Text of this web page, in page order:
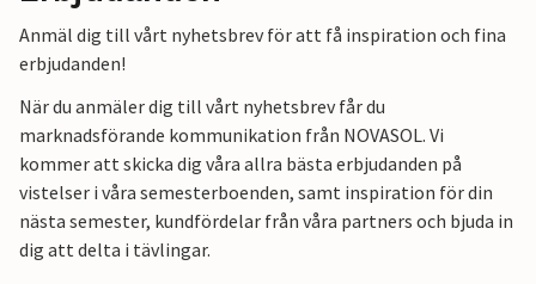
Anmäl dig till vårt nyhetsbrev för att få inspiration och fina
erbjudanden!
När du anmäler dig till vårt nyhetsbrev får du
marknadsförande kommunikation från NOVASOL. Vi
kommer att skicka dig våra allra bästa erbjudanden på
vistelser i våra semesterboenden, samt inspiration för din
nästa semester, kundfördelar från våra partners och bjuda in
dig att delta i tävlingar.